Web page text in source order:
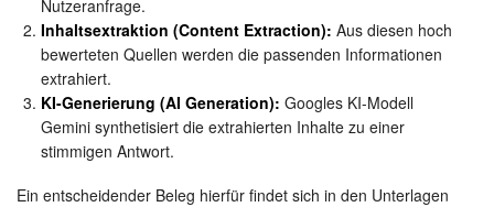
Nutzeranfrage.
Inhaltsextraktion (Content Extraction): Aus diesen hoch
bewerteten Quellen werden die passenden Informationen
extrahiert.
KI-Generierung (AI Generation): Googles KI-Modell
Gemini synthetisiert die extrahierten Inhalte zu einer
stimmigen Antwort.
Ein entscheidender Beleg hierfür findet sich in den Unterlagen